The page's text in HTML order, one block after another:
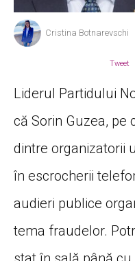
Cristina Botnarevschi
Tweet
Liderul Partidului
că Sorin Guzea, pe
dintre organizatorii
în escrocherii
audieri publice
tema fraudelor.